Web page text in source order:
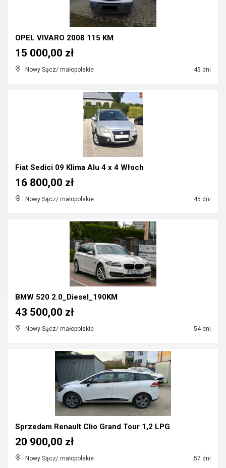
OPEL VIVARO 2008 115 KM
Nowy Sącz/ małopolskie 45 dni
15 000,00 zł
Fiat Sedici 09 Klima Alu 4 x 4 Włoch
Nowy Sącz/ małopolskie 45 dni
16 800,00 zł
BMW 520 2.0_Diesel_190KM
Nowy Sącz/ małopolskie 54 dni
43 500,00 zł
Sprzedam Renault Clio Grand Tour 1,2 LPG
Nowy Sącz/ małopolskie 57 dni
20 900,00 zł